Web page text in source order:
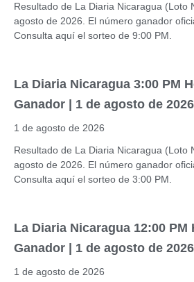
Resultado de La Diaria Nicaragua (Loto
agosto de 2026. El número ganador
Consulta aquí el sorteo de 9:00 PM.
La Diaria Nicaragua 3:00 PM
Ganador | 1 de agosto de 2026
1 de agosto de 2026
Resultado de La Diaria Nicaragua (Loto
agosto de 2026. El número ganador
Consulta aquí el sorteo de 3:00 PM.
La Diaria Nicaragua 12:00
Ganador | 1 de agosto de 2026
1 de agosto de 2026